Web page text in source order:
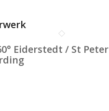
Eiderstedt / St Peter